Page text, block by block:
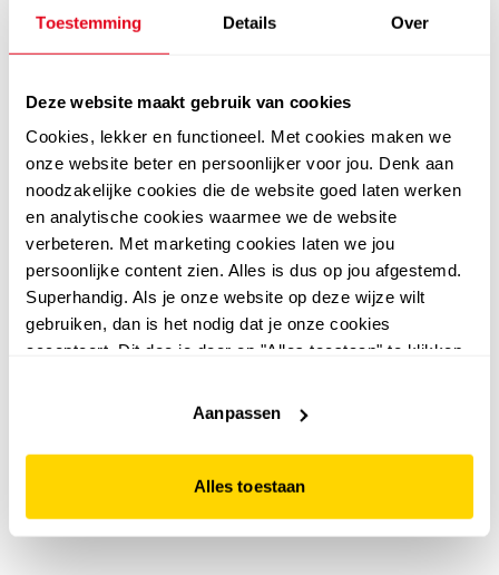
Toestemming Details Over
Deze website maakt gebruik van cookies
Cookies, lekker en functioneel. Met cookies maken we
onze website beter en persoonlijker voor jou. Denk aan
noodzakelijke cookies die de website goed laten werken
en analytische cookies waarmee we de website
verbeteren. Met marketing cookies laten we jou
persoonlijke content zien. Alles is dus op jou afgestemd.
Superhandig. Als je onze website op deze wijze wilt
gebruiken, dan is het nodig dat je onze cookies
accepteert. Dit doe je door op "Alles toestaan" te klikken.
website niet optimaal functioneert.
Aanpassen
Alles toestaan